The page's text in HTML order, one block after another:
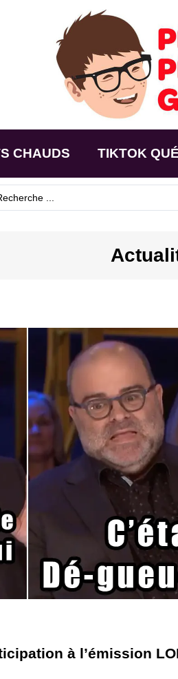
CHAUDS TIKTOK
à l’émission